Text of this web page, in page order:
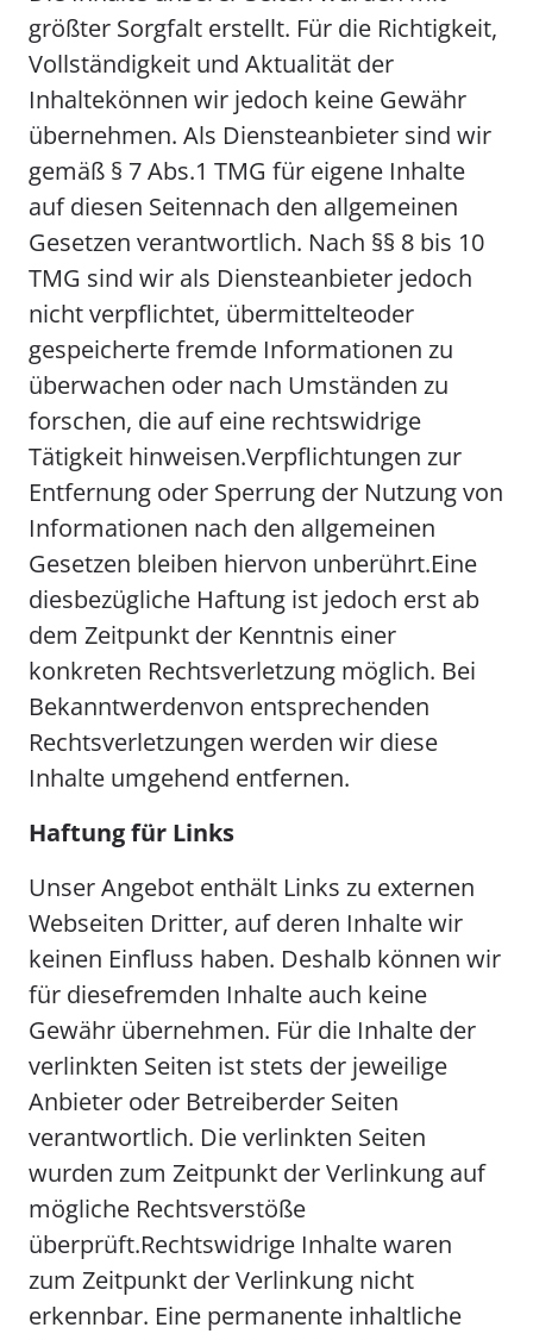
größter Sorgfalt erstellt. Für die Richtigkeit,
Vollständigkeit und Aktualität der
Inhaltekönnen wir jedoch keine Gewähr
übernehmen. Als Diensteanbieter sind wir
gemäß § 7 Abs.1 TMG für eigene Inhalte
auf diesen Seitennach den allgemeinen
Gesetzen verantwortlich. Nach §§ 8 bis 10
TMG sind wir als Diensteanbieter jedoch
nicht verpflichtet, übermittelteoder
gespeicherte fremde Informationen zu
überwachen oder nach Umständen zu
forschen, die auf eine rechtswidrige
Tätigkeit hinweisen.Verpflichtungen zur
Entfernung oder Sperrung der Nutzung von
Informationen nach den allgemeinen
Gesetzen bleiben hiervon unberührt.Eine
diesbezügliche Haftung ist jedoch erst ab
dem Zeitpunkt der Kenntnis einer
konkreten Rechtsverletzung möglich. Bei
Bekanntwerdenvon entsprechenden
Rechtsverletzungen werden wir diese
Inhalte umgehend entfernen.
Haftung für Links
Unser Angebot enthält Links zu externen
Webseiten Dritter, auf deren Inhalte wir
keinen Einfluss haben. Deshalb können wir
für diesefremden Inhalte auch keine
Gewähr übernehmen. Für die Inhalte der
verlinkten Seiten ist stets der jeweilige
Anbieter oder Betreiberder Seiten
verantwortlich. Die verlinkten Seiten
wurden zum Zeitpunkt der Verlinkung auf
mögliche Rechtsverstöße
überprüft.Rechtswidrige Inhalte waren
zum Zeitpunkt der Verlinkung nicht
erkennbar. Eine permanente inhaltliche